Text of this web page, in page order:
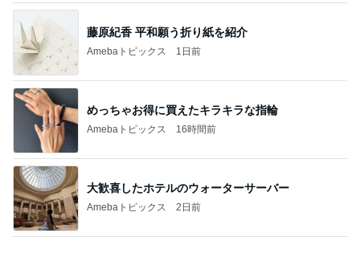
藤原紀香 平和願う折り紙を紹介
Amebaトピックス 1日前
めっちゃお得に買えたキラキラな指輪
Amebaトピックス 16時間前
大歓喜したホテルのウォーターサーバー
Amebaトピックス 2日前